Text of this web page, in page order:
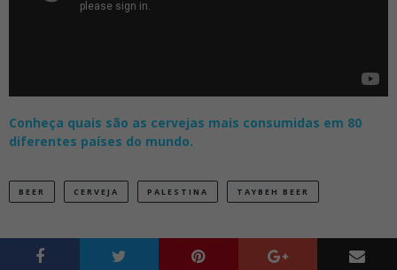
Conheça quais são as cervejas mais consumidas em 80
diferentes países do mundo.
BEER CERVEJA PALESTINA TAYBEH BEER